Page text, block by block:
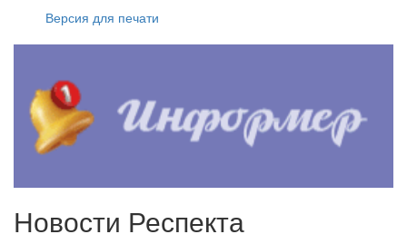
Версия для печати
Новости Респекта